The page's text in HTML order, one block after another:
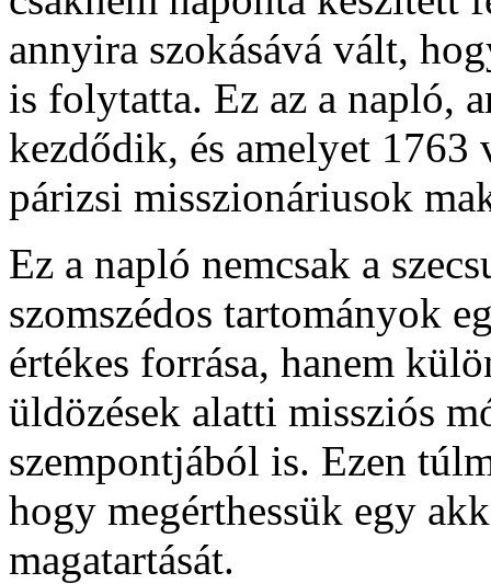
annyira szokásává vált,
is folytatta. Ez az a napló,
kezdődik, és amelyet 1763
párizsi misszionáriusok
Ez a napló nemcsak a
szomszédos tartományok
értékes forrása, hanem
üldözések alatti missziós
szempontjából is. Ezen
hogy megérthessük egy
magatartását.